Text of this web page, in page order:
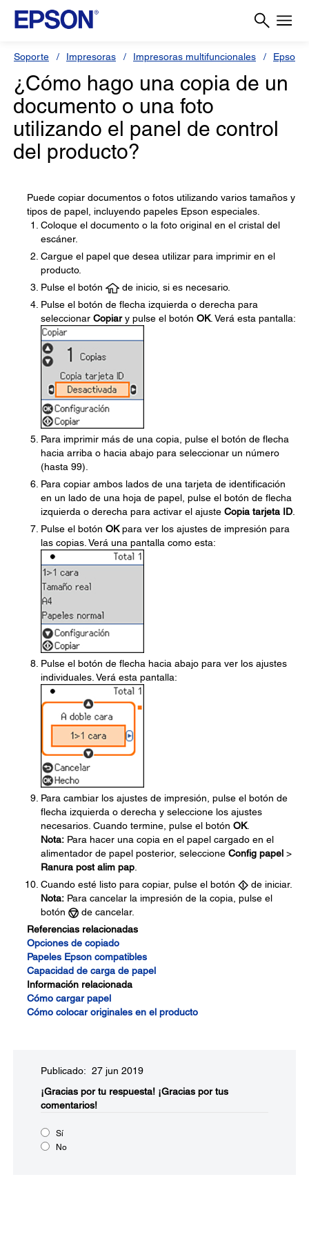
Soporte Impresoras Impresoras multifuncionales Epson
¿Cómo hago una copia de un
documento o una foto
utilizando el panel de control
del producto?
Puede copiar documentos o fotos utilizando varios tamaños y
tipos de papel, incluyendo papeles Epson especiales.
Coloque el documento o la foto original en el cristal del
escáner.
Cargue el papel que desea utilizar para imprimir en el
producto.
Pulse el botón
de inicio, si es necesario.
Pulse el botón de flecha izquierda o derecha para
seleccionar Copiary pulse el botón OK. Verá esta pantalla:
Para imprimir más de una copia, pulse el botón de flecha
hacia arriba o hacia abajo para seleccionar un número
(hasta 99).
Para copiar ambos lados de una tarjeta de identificación
en un lado de una hoja de papel, pulse el botón de flecha
izquierda o derecha para activar el ajuste Copia tarjeta ID
Pulse el botón OKpara ver los ajustes de impresión para
las copias. Verá una pantalla como esta:
Pulse el botón de flecha hacia abajo para ver los ajustes
individuales. Verá esta pantalla:
Para cambiar los ajustes de impresión, pulse el botón de
flecha izquierda o derecha y seleccione los ajustes
necesarios. Cuando termine, pulse el botón OK.
Nota: Para hacer una copia en el papel cargado en el
alimentador de papel posterior, seleccione Config papel >
Ranura post alim pap
Cuando esté listo para copiar, pulse el botón
de iniciar.
Nota: Para cancelar la impresión de la copia, pulse el
botón
de cancelar.
Referencias relacionadas
Opciones de copiado
Papeles Epson compatibles
Capacidad de carga de papel
Información relacionada
Cómo cargar papel
Cómo colocar originales en el producto
Publicado: 27 jun 2019
¡Gracias por tu respuesta! ¡Gracias por tus
comentarios!
Sí
No